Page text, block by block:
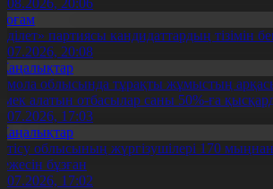
партиясы кандидаттардың тізімін
20:08
облысында тұрақты жұмыстың
алатын отбасылар саны 50%-ға
17:03
облысының жүргізушілері 170
бұзған
17:02